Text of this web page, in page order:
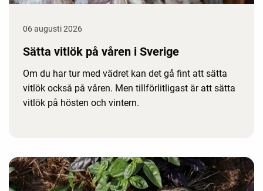
06 augusti 2026
Sätta vitlök på våren i Sverige
Om du har tur med vädret kan det gå fint att sätta
vitlök också på våren. Men tillförlitligast är att sätta
vitlök på hösten och vintern.